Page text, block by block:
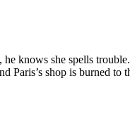
knows she spells
Paris’s shop is burned to